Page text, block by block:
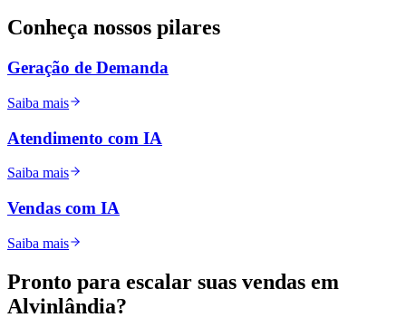
Conheça nossos pilares
Geração de Demanda
Saiba mais
Atendimento com IA
Saiba mais
Vendas com IA
Saiba mais
Pronto para escalar suas vendas em
Alvinlândia?